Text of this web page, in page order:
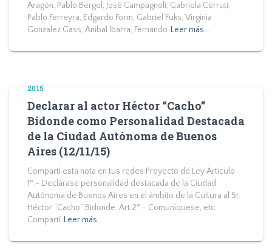
Aragón, Pablo Bergel, José Campagnoli, Gabriela Cerruti,
Pablo Ferreyra, Edgardo Form, Gabriel Fuks, Virginia
Gonzalez Gass, Anibal Ibarra, Fernando Leer más…
2015
Declarar al actor Héctor “Cacho”
Bidonde como Personalidad Destacada
de la Ciudad Autónoma de Buenos
Aires (12/11/15)
Compartí esta nota en tus redes:Proyecto de Ley Artículo
1°.- Declárase personalidad destacada de la Ciudad
Autónoma de Buenos Aires en el ámbito de la Cultura al Sr.
Héctor “Cacho” Bidonde. Art.2°.- Comuníquese, etc.
Compartí Leer más…